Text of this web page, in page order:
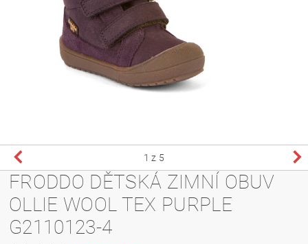
1 z 5
FRODDO DĚTSKÁ ZIMNÍ OBUV
OLLIE WOOL TEX PURPLE
G2110123-4